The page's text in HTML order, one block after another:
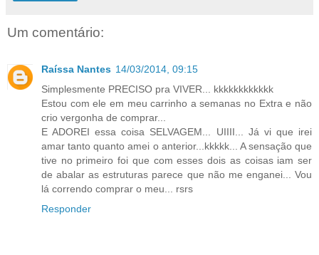
Um comentário:
Raíssa Nantes 14/03/2014, 09:15
Simplesmente PRECISO pra VIVER... kkkkkkkkkkkk
Estou com ele em meu carrinho a semanas no Extra e não
crio vergonha de comprar...
E ADOREI essa coisa SELVAGEM... UIIII... Já vi que irei
amar tanto quanto amei o anterior...kkkkk... A sensação que
tive no primeiro foi que com esses dois as coisas iam ser
de abalar as estruturas parece que não me enganei... Vou
lá correndo comprar o meu... rsrs
Responder